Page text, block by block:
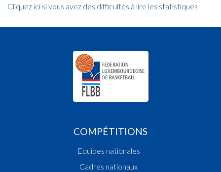
Cliquez ici si vous avez des difficultés à lire les statistiques
COMPÉTITIONS
Equipes nationales
Cadres nationaux